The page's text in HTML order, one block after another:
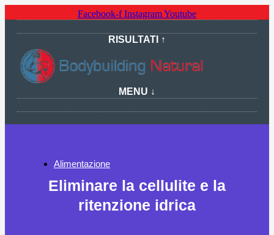
Facebook-f InstagramYoutube
RISULTATI ↑
MENU ↓
Alimentazione
Eliminare la cellulite e la
ritenzione idrica